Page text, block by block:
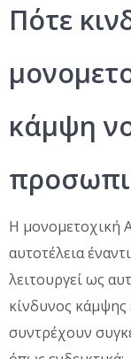
Πότε
κάμψη
Η μονομετοχική
αυτοτέλεια
λειτουργεί ως
κίνδυνος κάμψης
συντρέχουν